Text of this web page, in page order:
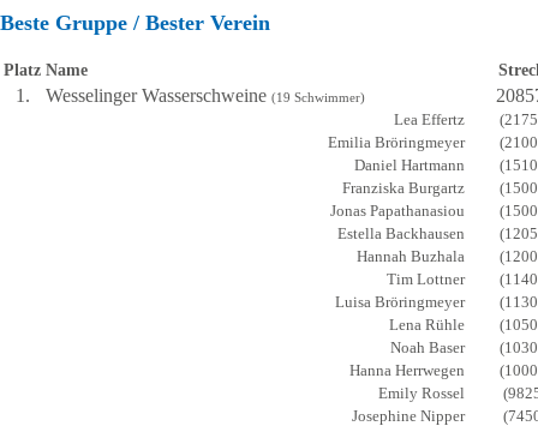
Beste Gruppe / Bester Verein
Platz Name
1. Wesselinger Wasserschweine (19 Schwimmer)
Lea Effertz
Emilia Bröringmeyer
Daniel Hartmann
Franziska Burgartz
Jonas Papathanasiou
Estella Backhausen
Hannah Buzhala
Tim Lottner
Luisa Bröringmeyer
Lena Rühle
Noah Baser
Hanna Herrwegen
Emily Rossel
Josephine Nipper